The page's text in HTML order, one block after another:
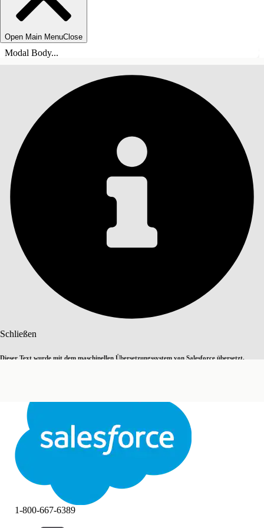
Open Main MenuClose
Modal Body...
Schließen
Dieser Text wurde mit dem maschinellen Übersetzungssystem von Salesforce übersetzt.
Schließen
INHALT
1-800-667-6389